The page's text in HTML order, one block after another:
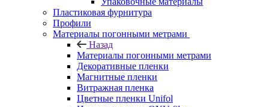
Пластиковая фурнитура
Профили
Материалы погонными метрами
Назад
Материалы погонными метрами
Декоративные пленки
Магнитные пленки
Витражная пленка
Цветные пленки Unifol